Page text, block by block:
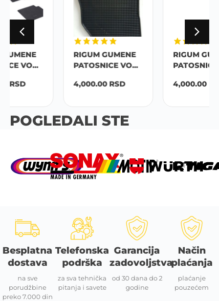
RIGUM GUMENE
PATOSNICE VO...
4,000.00
RSD
RIGUM GUMENE
PATOSNICE VO...
4,000.00
RSD
POGLEDALI STE
Besplatna
dostava
na sve
porudžbine
preko 7.000 din
Telefonska
podrška
za sva tehnička
pitanja i savete
Garancija
zadovoljstva
od 30 dana do 2
godine
Način
plaćanja
plaćanje
pouzećem